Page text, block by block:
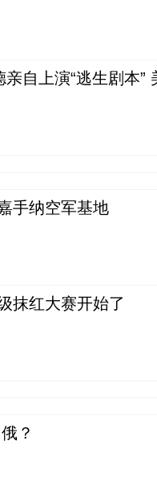
自上演“逃生剧本”
手纳空军基地
抹红大赛开始了
？